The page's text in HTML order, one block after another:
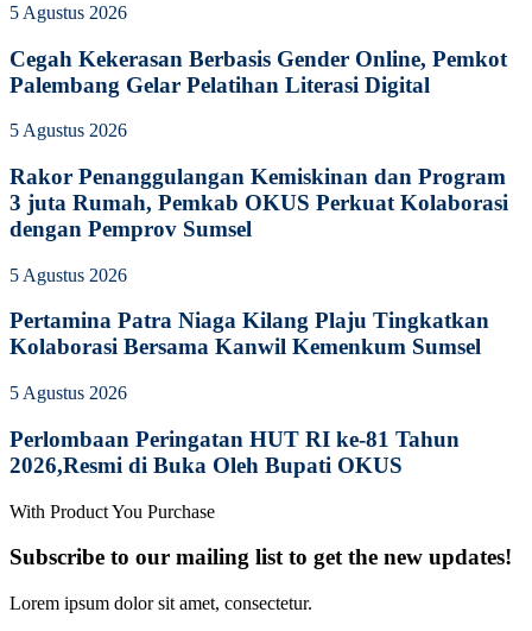
5 Agustus 2026
Cegah Kekerasan Berbasis Gender Online, Pemkot
Palembang Gelar Pelatihan Literasi Digital
5 Agustus 2026
Rakor Penanggulangan Kemiskinan dan Program
3 juta Rumah, Pemkab OKUS Perkuat Kolaborasi
dengan Pemprov Sumsel
5 Agustus 2026
Pertamina Patra Niaga Kilang Plaju Tingkatkan
Kolaborasi Bersama Kanwil Kemenkum Sumsel
5 Agustus 2026
Perlombaan Peringatan HUT RI ke-81 Tahun
2026,Resmi di Buka Oleh Bupati OKUS
With Product You Purchase
Subscribe to our mailing list to get the new updates!
Lorem ipsum dolor sit amet, consectetur.